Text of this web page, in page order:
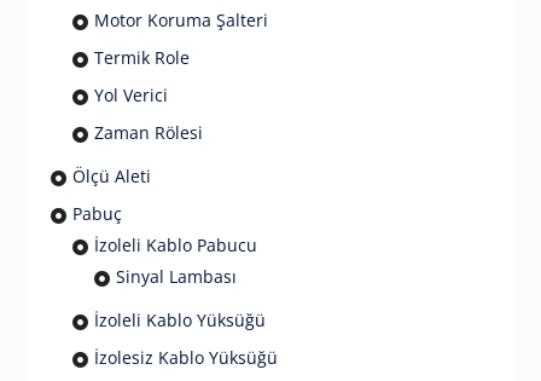
Motor Koruma Şalteri
Termik Role
Yol Verici
Zaman Rölesi
Ölçü Aleti
Pabuç
İzoleli Kablo Pabucu
Sinyal Lambası
İzoleli Kablo Yüksüğü
İzolesiz Kablo Yüksüğü